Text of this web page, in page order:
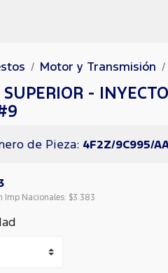
Motor y Transmisión
SUPERIOR -
de Pieza: 4F2Z/9C995/
Imp Nacionales: $3.383